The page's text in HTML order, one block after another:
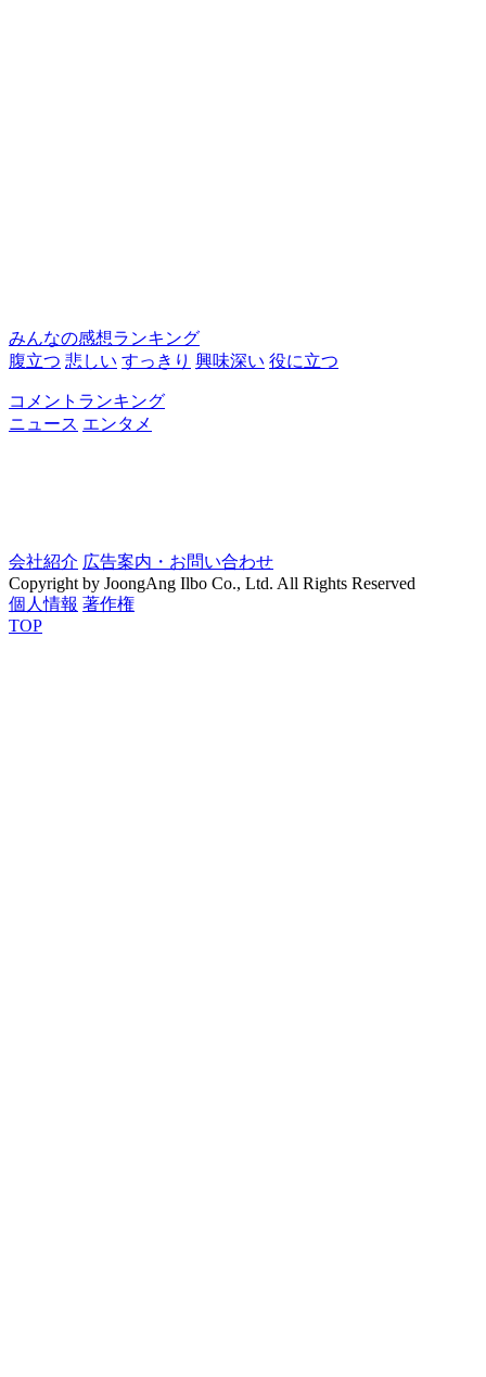
みんなの感想ランキング
腹立つ 悲しい すっきり 興味深い 役に立つ
コメントランキング
ニュース エンタメ
会社紹介 広告案内・お問い合わせ
Copyright by JoongAng Ilbo Co., Ltd. All Rights Reserved
個人情報 著作権
TOP